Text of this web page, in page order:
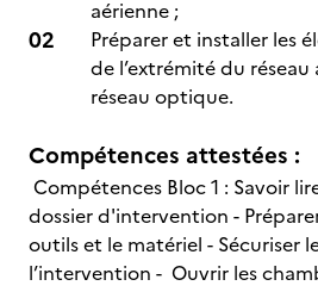
aérienne ;
Préparer et installer les
de l’extrémité du
réseau optique.
Compétences attestées :
Compétences Bloc 1 : Savoir
dossier d'intervention -
outils et le matériel - Sécuriser
l’intervention - Ouvrir les